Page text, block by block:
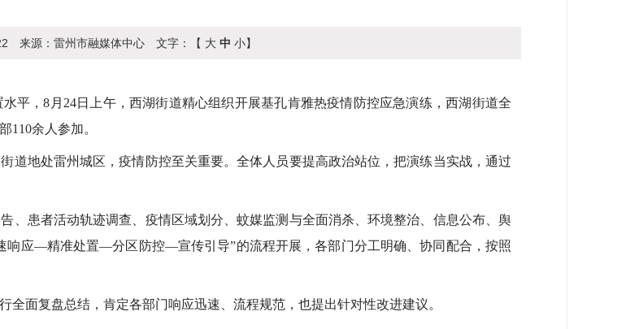
来源： 雷州市融媒体中心 文字：【 大 中 小】
，8月24日上午，西湖街道精心组织开展基孔肯雅热疫情防控应急演练，西湖街道全
110余人参加。
地处雷州城区，疫情防控至关重要。全体人员要提高政治站位，把演练当实战，通过
患者活动轨迹调查、疫情区域划分、蚊媒监测与全面消杀、环境整治、信息公布、舆
响应—精准处置—分区防控—宣传引导”的流程开展，各部门分工明确、协同配合，按照
面复盘总结，肯定各部门响应迅速、流程规范，也提出针对性改进建议。